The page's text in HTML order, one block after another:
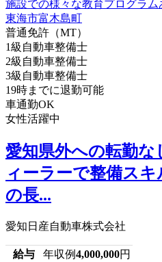
普通免許（MT）
1級自動車整備士
2級自動車整備士
3級自動車整備士
19時までに退勤可能
車通勤OK
女性活躍中
愛知県外への転勤な
ィーラーで整備スキ
の長...
愛知日産自動車株式会社
給与 年収例4,000,000円